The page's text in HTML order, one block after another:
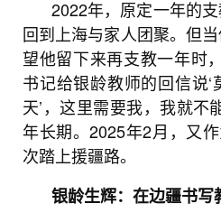
2022年，原定一年的
回到上海与家人团聚。但
望他留下来再支教一年时
书记给银龄教师的回信说
天’，这里需要我，我就不
年长期。2025年2月，又
次踏上援疆路。
银龄生辉：在边疆书写